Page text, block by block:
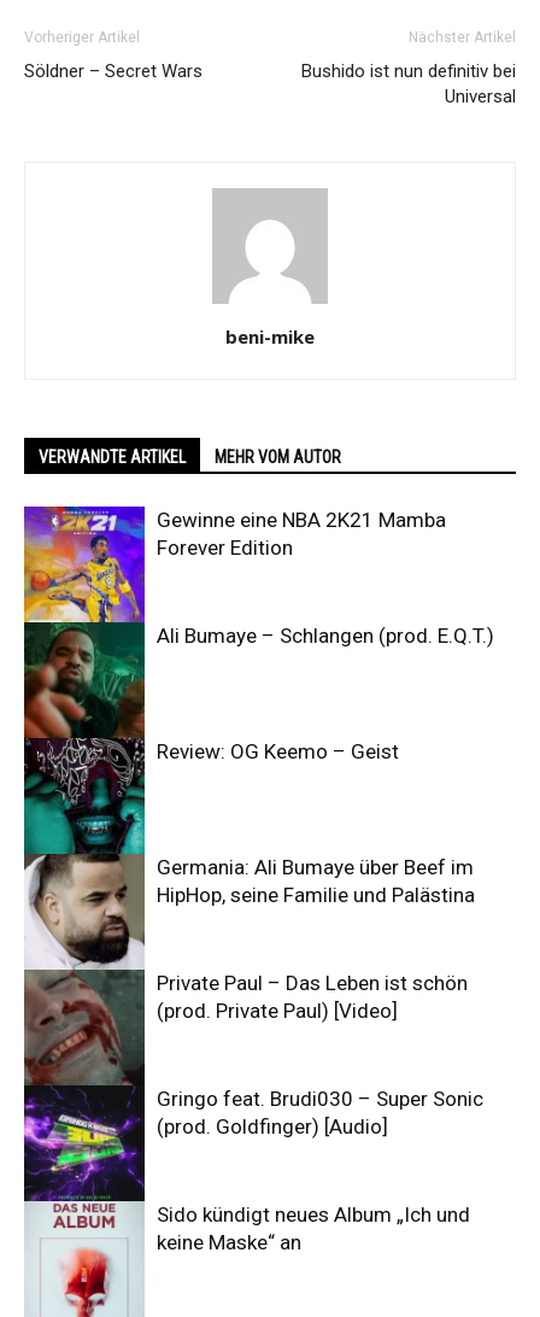
Vorheriger Artikel
Söldner – Secret Wars
Nächster Artikel
Bushido ist nun definitiv bei
Universal
beni-mike
VERWANDTE ARTIKEL MEHR VOM AUTOR
Gewinne eine NBA 2K21 Mamba
Forever Edition
Ali Bumaye – Schlangen (prod. E.Q.T.)
Review: OG Keemo – Geist
Germania: Ali Bumaye über Beef im
HipHop, seine Familie und Palästina
Private Paul – Das Leben ist schön
(prod. Private Paul) [Video]
Gringo feat. Brudi030 – Super Sonic
(prod. Goldfinger) [Audio]
Sido kündigt neues Album „Ich und
keine Maske“ an